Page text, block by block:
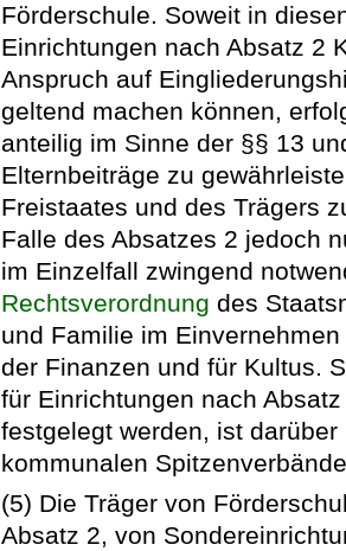
Förderschule. Soweit in
Einrichtungen nach Absatz 2
Anspruch auf
geltend machen können,
anteilig im Sinne der §§ 13
Elternbeiträge zu
Freistaates und des Trägers
Falle des Absatzes 2 jedoch
im Einzelfall zwingend
Rechtsverordnung des
und Familie im
der Finanzen und für Kultus.
für Einrichtungen nach
festgelegt werden, ist
kommunalen
(5) Die Träger von
Absatz 2, von